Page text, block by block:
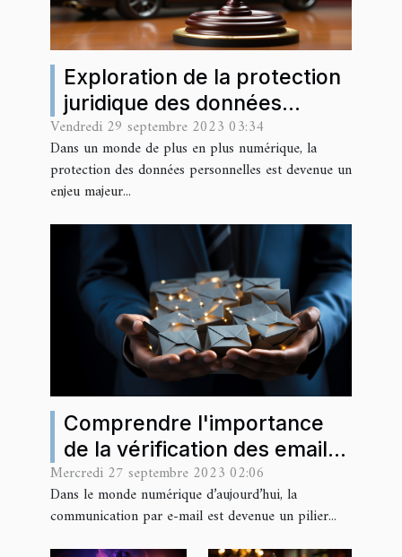
Exploration de la protection
juridique des données
personnelles
Vendredi 29 septembre 2023 03:34
Dans un monde de plus en plus numérique, la
protection des données personnelles est devenue un
enjeu majeur...
Comprendre l'importance
de la vérification des emails
dans la communication
d'entreprise
Mercredi 27 septembre 2023 02:06
Dans le monde numérique d’aujourd’hui, la
communication par e-mail est devenue un pilier...